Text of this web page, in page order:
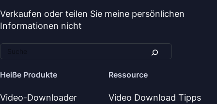
Verkaufen oder teilen Sie meine persönlichen
Informationen nicht
Heiße Produkte
Video-Downloader
Ressource
Video Download Tipps